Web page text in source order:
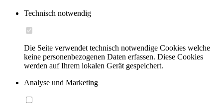
Technisch notwendig
Die Seite verwendet technisch notwendige Cookies welche
keine personenbezogenen Daten erfassen. Diese Cookies
werden auf Ihrem lokalen Gerät gespeichert.
Analyse und Marketing